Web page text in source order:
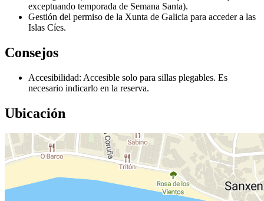
exceptuando temporada de Semana Santa).
Gestión del permiso de la Xunta de Galicia para acceder a las
Islas Cíes.
Consejos
Accesibilidad: Accesible solo para sillas plegables. Es
necesario indicarlo en la reserva.
Ubicación